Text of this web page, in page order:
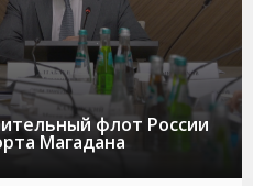
флот России
Магадана